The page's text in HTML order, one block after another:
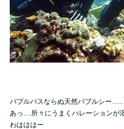
バブルバスならぬ天然バブルシー......
あっ....所々にうまくハレーションが
わはははー